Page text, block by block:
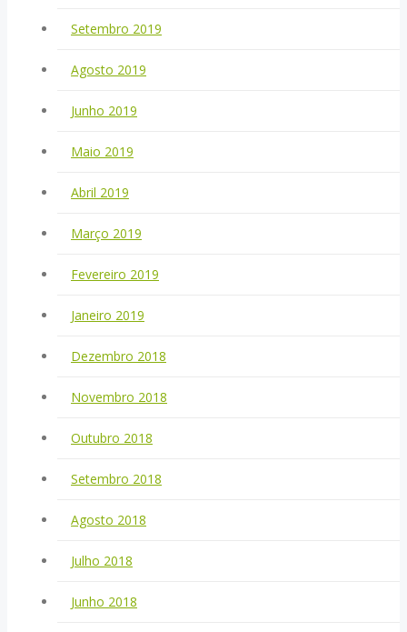
Setembro 2019
Agosto 2019
Junho 2019
Maio 2019
Abril 2019
Março 2019
Fevereiro 2019
Janeiro 2019
Dezembro 2018
Novembro 2018
Outubro 2018
Setembro 2018
Agosto 2018
Julho 2018
Junho 2018